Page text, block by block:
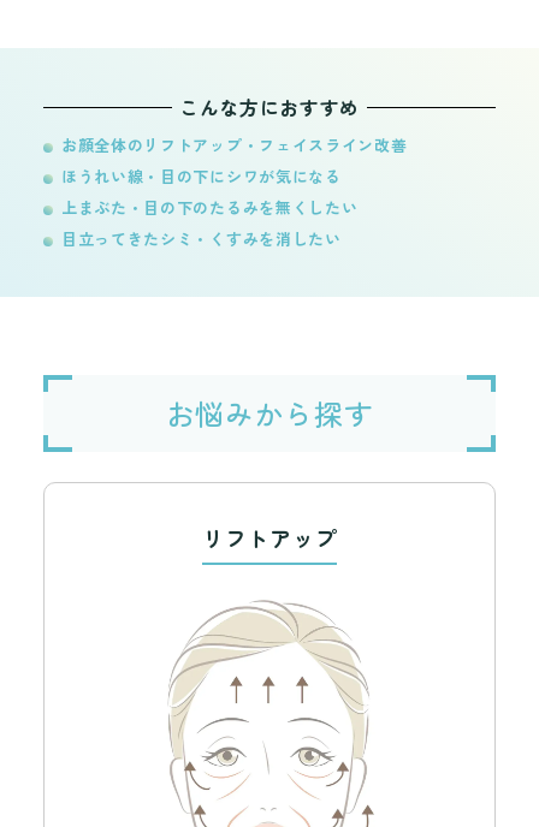
こんな方におすすめ
お顔全体のリフトアップ・フェイスライン改善
ほうれい線・目の下にシワが気になる
上まぶた・目の下のたるみを無くしたい
目立ってきたシミ・くすみを消したい
お悩みから探す
リフトアップ